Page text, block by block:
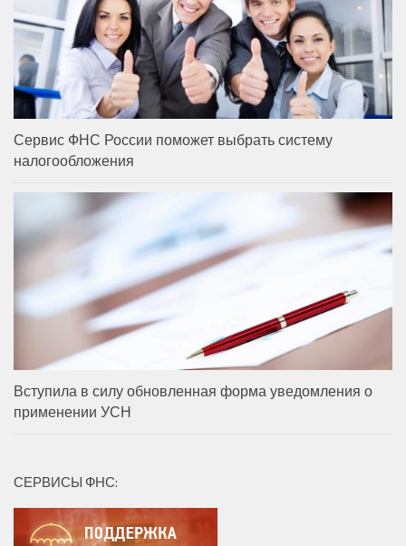
Сервис ФНС России поможет выбрать систему
налогообложения
Вступила в силу обновленная форма уведомления о
применении УСН
СЕРВИСЫ ФНС: